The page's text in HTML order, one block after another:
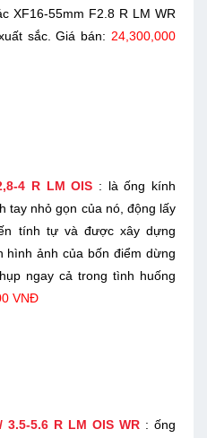
XF16-55mm F2.8 R LM WR
sắc. Giá bán: 24,300,000
4 R LM OIS : là ống kính
tay nhỏ gọn của nó, động lấy
tính tự và được xây dựng
hình ảnh của bốn điểm dừng
ngay cả trong tình huống
VNĐ
3.5-5.6 R LM OIS WR : ống